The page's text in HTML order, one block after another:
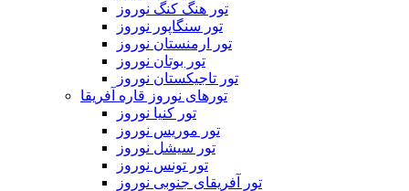
تور هنگ کنگ نوروز
تور سنگاپور نوروز
تور ارمنستان نوروز
تور بوتان نوروز
تور تاجیکستان نوروز
تورهای نوروز قاره آفریقا
تور کنیا نوروز
تور موریس نوروز
تور سیشل نوروز
تور تونس نوروز
تور آفریقای جنوبی نوروز